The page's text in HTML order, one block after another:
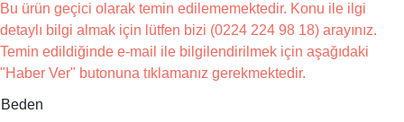
Bu ürün geçici olarak temin edilememektedir. Konu ile ilgi
detaylı bilgi almak için lütfen bizi (0224 224 98 18) arayınız.
Temin edildiğinde e-mail ile bilgilendirilmek için aşağıdaki
"Haber Ver" butonuna tıklamanız gerekmektedir.
Beden